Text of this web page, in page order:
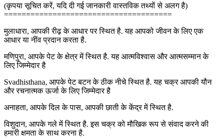
(कृपया सूचित करें, यदि दी गई जानकारी वास्तविक तथ्यों से अलग है)
======================================
मुलाधारा, आपकी रीढ़ के आधार पर स्थित है. यह आपको जीवन के लिए एक
आधार या नींव प्रदान करता है.
मणिपुरा, आपके पेट के क्षेत्र में स्थित है. यह आत्मविश्वास और आत्मसम्मान के
लिए जिम्मेदार है
Svadhisthana, आपके पेट बटन के ठीक नीचे स्थित है. यह चक्र आपकी यौन
और रचनात्मक ऊर्जा के लिए जिम्मेदार है
अनाहता, आपके दिल के पास, आपकी छाती के केंद्र में स्थित है.
विशुदान, आपके गले में स्थित है. इस चक्र को मौखिक रूप से संवाद करने की
हमारी क्षमता के साथ करना है.